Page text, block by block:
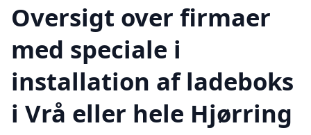
Oversigt over firmaer
med speciale i
installation af ladeboks
i Vrå eller hele Hjørring